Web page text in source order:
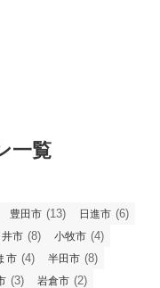
一覧
豊田市 (13) 日進市 (6)
市 (8) 小牧市 (4)
市 (4) 半田市 (8)
(3) 岩倉市 (2)